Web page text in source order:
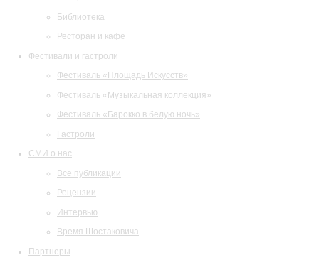
Библиотека
Ресторан и кафе
Фестивали и гастроли
Фестиваль «Площадь Искусств»
Фестиваль «Музыкальная коллекция»
Фестиваль «Барокко в белую ночь»
Гастроли
СМИ о нас
Все публикации
Рецензии
Интервью
Время Шостаковича
Партнеры